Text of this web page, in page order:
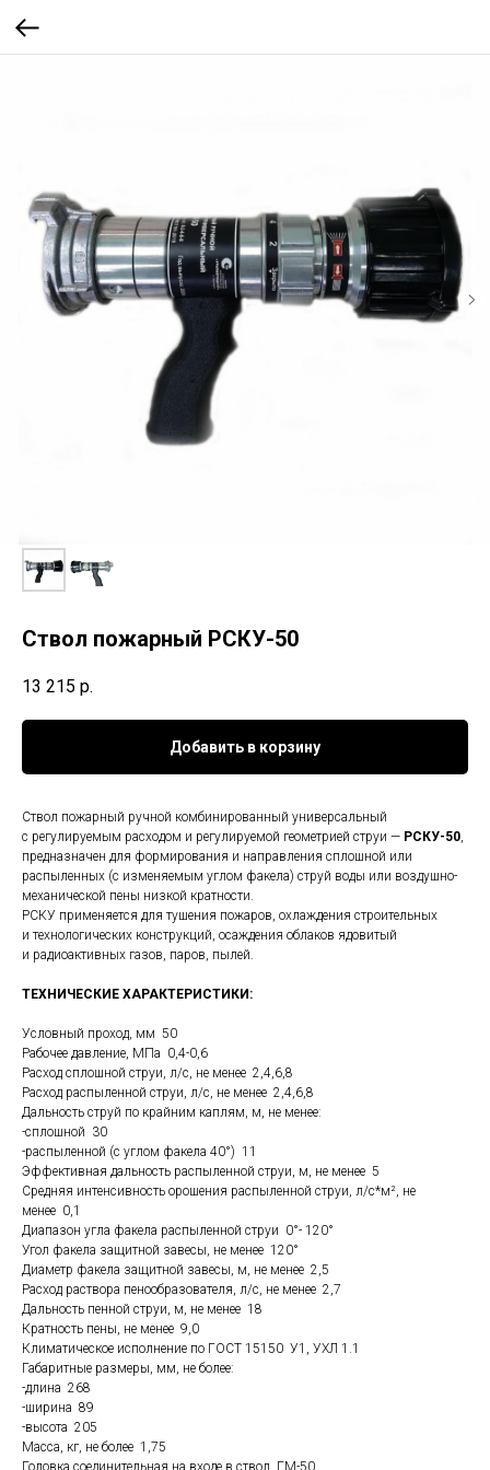
Ствол пожарный РСКУ-50
13 215 р.
Добавить в корзину
Ствол пожарный ручной комбинированный универсальный
с регулируемым расходом и регулируемой геометрией струи — РСКУ-50,
предназначен для формирования и направления сплошной или
распыленных (с изменяемым углом факела) струй воды или воздушно-
механической пены низкой кратности.
РСКУ применяется для тушения пожаров, охлаждения строительных
и технологических конструкций, осаждения облаков ядовитый
и радиоактивных газов, паров, пылей.
ТЕХНИЧЕСКИЕ ХАРАКТЕРИСТИКИ:
Условный проход, мм 50
Рабочее давление, МПа 0,4-0,6
Расход сплошной струи, л/с, не менее 2,4,6,8
Расход распыленной струи, л/с, не менее 2,4,6,8
Дальность струй по крайним каплям, м, не менее:
-сплошной 30
-распыленной (с углом факела 40°) 11
Эффективная дальность распыленной струи, м, не менее 5
Средняя интенсивность орошения распыленной струи, л/с*м², не
менее 0,1
Диапазон угла факела распыленной струи 0°- 120°
Угол факела защитной завесы, не менее 120°
Диаметр факела защитной завесы, м, не менее 2,5
Расход раствора пенообразователя, л/с, не менее 2,7
Дальность пенной струи, м, не менее 18
Кратность пены, не менее 9,0
Климатическое исполнение по ГОСТ 15150 У1, УХЛ 1.1
Габаритные размеры, мм, не более:
-длина 268
-ширина 89
-высота 205
Масса, кг, не более 1,75